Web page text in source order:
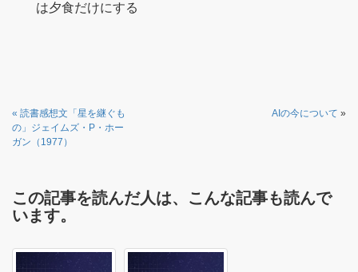
は夕食だけにする
« 読書感想文「星を継ぐも
の」ジェイムズ・P・ホー
ガン（1977）
AIの今について »
この記事を読んだ人は、こんな記事も読んで
います。